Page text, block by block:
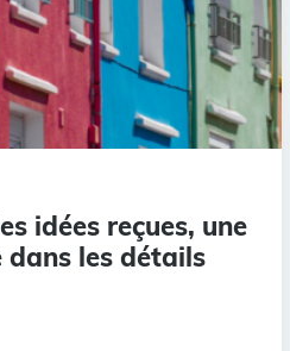
idées reçues, une
dans les détails